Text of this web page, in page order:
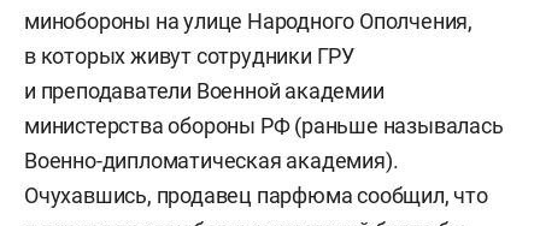
минобороны на улице Народного Ополчения,
в которых живут сотрудники ГРУ
и преподаватели Военной академии
министерства обороны РФ (раньше называлась
Военно-дипломатическая академия).
Очухавшись, продавец парфюма сообщил, что